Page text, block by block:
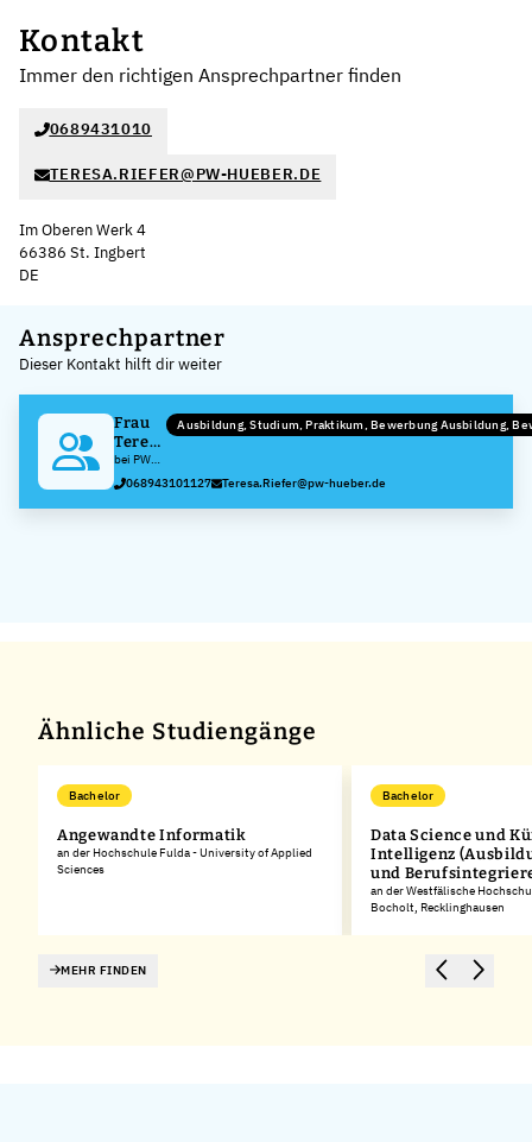
Kontakt
Immer den richtigen Ansprechpartner finden
0689431010
TERESA.RIEFER@PW-HUEBER.DE
Im Oberen Werk 4
66386 St. Ingbert
DE
+
−
Ansprechpartner
Dieser Kontakt hilft dir weiter
Frau
Teresa
Pitaro
bei PW
Hueber
GmbH
Ausbildung, Studium, Praktikum, Bewerbung Ausbildung,
068943101127 Teresa.Riefer@pw-hueber.de
Ähnliche Studiengänge
Bachelor
Angewandte Informatik
an der Hochschule Fulda - University of Applied
Sciences
Bachelor
Data Science und
Intelligenz
und
an der Westfälische
Bocholt, Recklinghausen
MEHR FINDEN